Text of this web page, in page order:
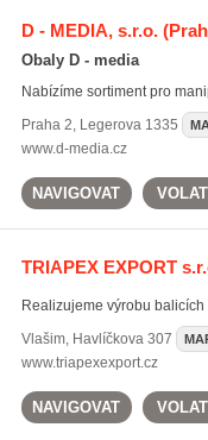
D - MEDIA, s.r.o.
Obaly D - media
Nabízíme sortiment pro
Praha 2, Legerova 1335
www.d-media.cz
NAVIGOVAT VOLAT
TRIAPEX EXPORT
Realizujeme výrobu
Vlašim, Havlíčkova 307
www.triapexexport.cz
NAVIGOVAT VOLAT